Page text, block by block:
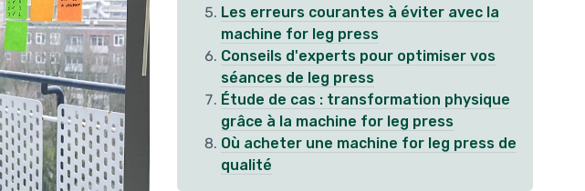
Les erreurs courantes à éviter avec la
machine for leg press
Conseils d'experts pour optimiser vos
séances de leg press
Étude de cas : transformation physique
grâce à la machine for leg press
Où acheter une machine for leg press de
qualité